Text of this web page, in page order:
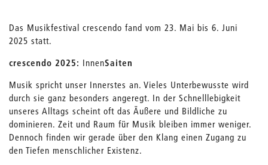
Das Musikfestival crescendo fand vom 23. Mai bis 6. Juni
2025 statt.
crescendo 2025: InnenSaiten
Musik spricht unser Innerstes an. Vieles Unterbewusste wird
durch sie ganz besonders angeregt. In der Schnelllebigkeit
unseres Alltags scheint oft das Äußere und Bildliche zu
dominieren. Zeit und Raum für Musik bleiben immer weniger.
Dennoch finden wir gerade über den Klang einen Zugang zu
den Tiefen menschlicher Existenz.